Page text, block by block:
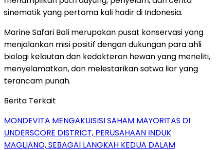
sinematik yang pertama kali hadir di Indonesia.
Marine Safari Bali merupakan pusat konservasi yang
menjalankan misi positif dengan dukungan para ahli
biologi kelautan dan kedokteran hewan yang meneliti,
menyelamatkan, dan melestarikan satwa liar yang
terancam punah.
Berita Terkait
MONDEVITA MENGAKUISISI SAHAM MAYORITAS DI
UNDERSCORE DISTRICT, PERUSAHAAN INDUK
MAGLIANO, SEBAGAI LANGKAH KEDUA DALAM